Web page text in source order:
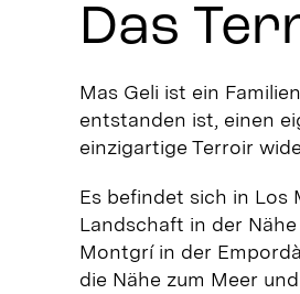
Das
Mas Geli ist ein
entstanden ist, einen
einzigartige Terroir
Es befindet sich in Los
Landschaft in der
Montgrí in der
die Nähe zum Meer